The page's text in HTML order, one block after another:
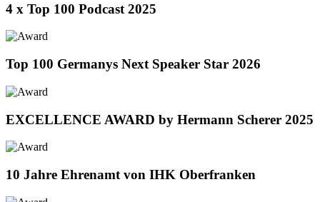
4 x Top 100 Podcast 2025
Top 100 Germanys Next Speaker Star 2026
EXCELLENCE AWARD by Hermann Scherer 2025
10 Jahre Ehrenamt von IHK Oberfranken